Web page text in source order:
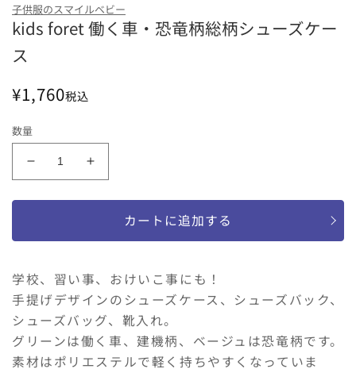
く
働く車 恐竜
子供服のスマイルベビー
kids foret 働く車・恐竜柄総柄シューズケー
ス
通
価
格
¥1,760税込
数量
foret
働
車・
竜
柄
総
柄
シ
kids
foret
働
車・
竜
柄
総
柄
シ
カートに追加する
学校、習い事、おけいこ事にも！
手提げデザインのシューズケース、シューズバック、
シューズバッグ、靴入れ。
グリーンは働く車、建機柄、ベージュは恐竜柄です。
素材はポリエステルで軽く持ちやすくなっていま